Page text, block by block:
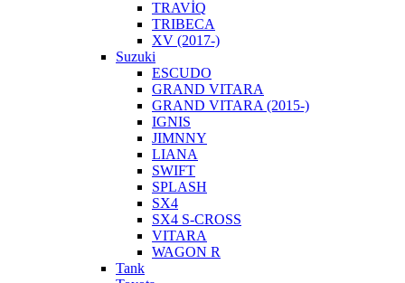
TRAVİQ
TRIBECA
XV (2017-)
Suzuki
ESCUDO
GRAND VITARA
GRAND VITARA (2015-)
IGNIS
JIMNNY
LIANA
SWIFT
SPLASH
SX4
SX4 S-CROSS
VITARA
WAGON R
Tank